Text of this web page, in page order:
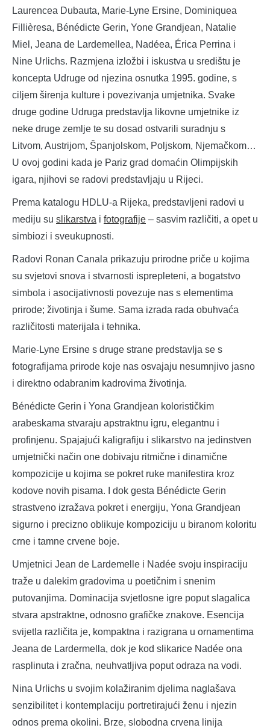
Laurencea Dubauta, Marie-Lyne Ersine, Dominiquea
Fillièresa, Bénédicte Gerin, Yone Grandjean, Natalie
Miel, Jeana de Lardemellea, Nadéea, Érica Perrina i
Nine Urlichs. Razmjena izložbi i iskustva u središtu je
koncepta Udruge od njezina osnutka 1995. godine, s
ciljem širenja kulture i povezivanja umjetnika. Svake
druge godine Udruga predstavlja likovne umjetnike iz
neke druge zemlje te su dosad ostvarili suradnju s
Litvom, Austrijom, Španjolskom, Poljskom, Njemačkom…
U ovoj godini kada je Pariz grad domaćin Olimpijskih
igara, njihovi se radovi predstavljaju u Rijeci.
Prema katalogu HDLU-a Rijeka, predstavljeni radovi u
mediju su slikarstva i fotografije – sasvim različiti, a opet u
simbiozi i sveukupnosti.
Radovi Ronan Canala prikazuju prirodne priče u kojima
su svjetovi snova i stvarnosti isprepleteni, a bogatstvo
simbola i asocijativnosti povezuje nas s elementima
prirode; životinja i šume. Sama izrada rada obuhvaća
različitosti materijala i tehnika.
Marie-Lyne Ersine s druge strane predstavlja se s
fotografijama prirode koje nas osvajaju nesumnjivo jasno
i direktno odabranim kadrovima životinja.
Bénédicte Gerin i Yona Grandjean kolorističkim
arabeskama stvaraju apstraktnu igru, elegantnu i
profinjenu. Spajajući kaligrafiju i slikarstvo na jedinstven
umjetnički način one dobivaju ritmične i dinamične
kompozicije u kojima se pokret ruke manifestira kroz
kodove novih pisama. I dok gesta Bénédicte Gerin
strastveno izražava pokret i energiju, Yona Grandjean
sigurno i precizno oblikuje kompoziciju u biranom koloritu
crne i tamne crvene boje.
Umjetnici Jean de Lardemelle i Nadée svoju inspiraciju
traže u dalekim gradovima u poetičnim i snenim
putovanjima. Dominacija svjetlosne igre poput slagalica
stvara apstraktne, odnosno grafičke znakove. Esencija
svijetla različita je, kompaktna i razigrana u ornamentima
Jeana de Lardermella, dok je kod slikarice Nadée ona
rasplinuta i zračna, neuhvatljiva poput odraza na vodi.
Nina Urlichs u svojim kolažiranim djelima naglašava
senzibilitet i kontemplaciju portretirajući ženu i njezin
odnos prema okolini. Brze, slobodna crvena linija